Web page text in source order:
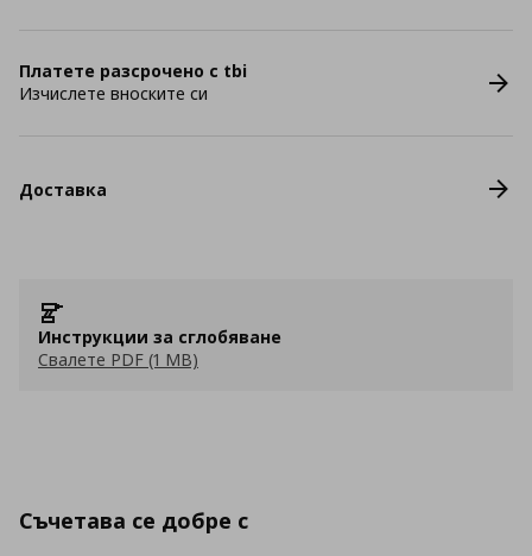
Платете разсрочено с tbi
Изчислете вноските си
Доставка
Инструкции за сглобяване
Свалете PDF (1 MB)
Съчетава се добре с